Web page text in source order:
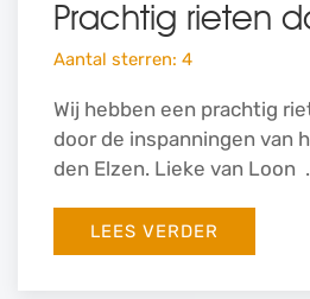
Prachtig rieten
Aantal sterren: 4
Wij hebben een prachtig
door de inspanningen van
den Elzen. Lieke van Loon
LEES VERDER